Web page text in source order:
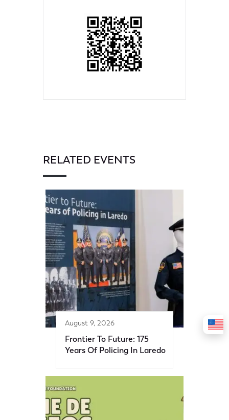
RELATED EVENTS
August 9, 2026
Frontier To Future: 175
Years Of Policing In Laredo